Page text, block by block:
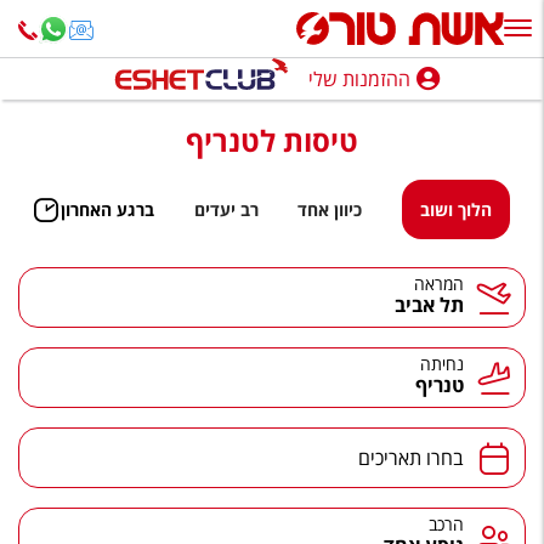
ההזמנות שלי
חופשה לפי סגנון
מלונות באילת
טיולים מאורגנים
סגנונות טיול
חבילות נופש
הרגע האחרון
חבילות בריאות וספא
ההזמנות שלי
טיסות לטנריף
הלוך ושוב כיוון אחד רב יעדים ברגע האחרון
המראה
תל אביב
נחיתה
טנריף
בחרו תאריכים
הרכב